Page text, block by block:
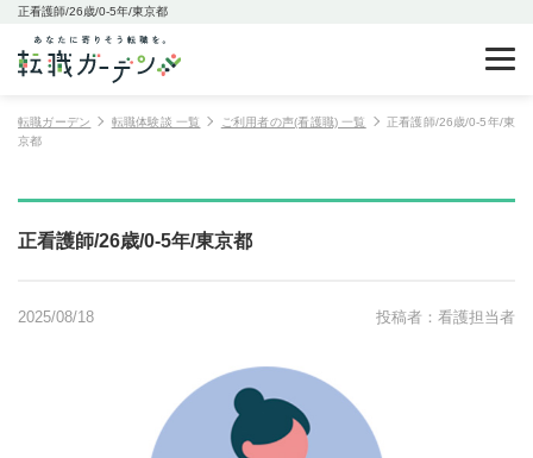
正看護師/26歳/0-5年/東京都
転職ガーデン 転職体験談 一覧 ご利用者の声(看護職) 一覧
正看護師/26歳/0-5年/東
京都
正看護師/26歳/0-5年/東京都
2025/08/18 投稿者：看護担当者